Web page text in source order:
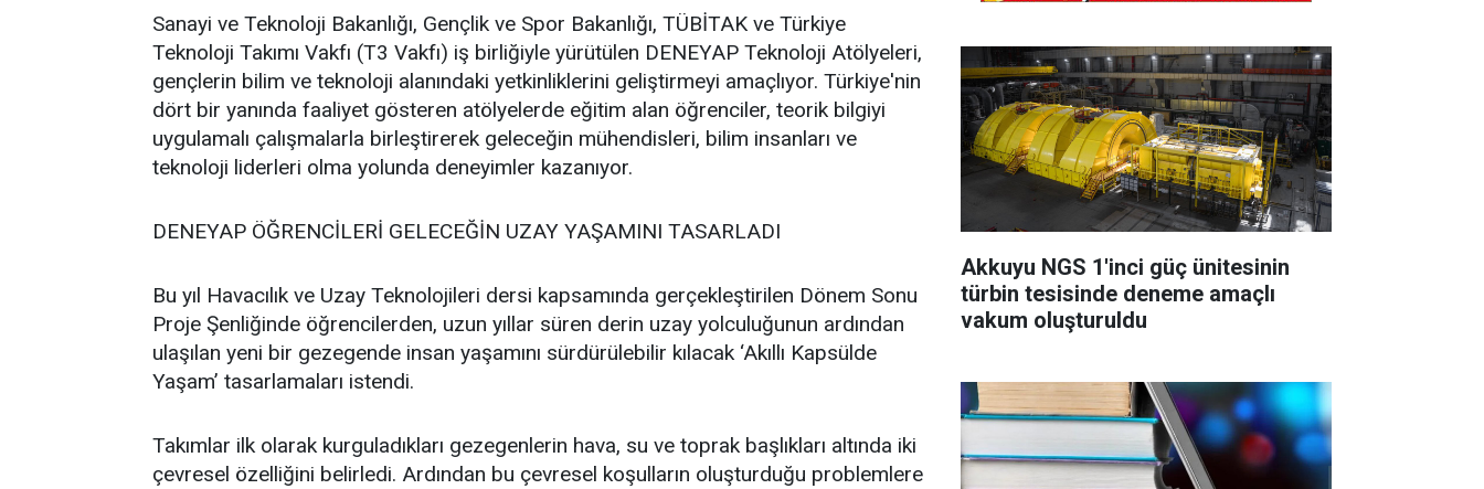
Sanayi ve Teknoloji Bakanlığı, Gençlik ve Spor Bakanlığı, TÜBİTAK ve Türkiye
Teknoloji Takımı Vakfı (T3 Vakfı) iş birliğiyle yürütülen DENEYAP Teknoloji Atölyeleri,
gençlerin bilim ve teknoloji alanındaki yetkinliklerini geliştirmeyi amaçlıyor. Türkiye'nin
dört bir yanında faaliyet gösteren atölyelerde eğitim alan öğrenciler, teorik bilgiyi
uygulamalı çalışmalarla birleştirerek geleceğin mühendisleri, bilim insanları ve
teknoloji liderleri olma yolunda deneyimler kazanıyor.
DENEYAP ÖĞRENCİLERİ GELECEĞİN UZAY YAŞAMINI TASARLADI
Bu yıl Havacılık ve Uzay Teknolojileri dersi kapsamında gerçekleştirilen Dönem Sonu
Proje Şenliğinde öğrencilerden, uzun yıllar süren derin uzay yolculuğunun ardından
ulaşılan yeni bir gezegende insan yaşamını sürdürülebilir kılacak ‘Akıllı Kapsülde
Yaşam’ tasarlamaları istendi.
Takımlar ilk olarak kurguladıkları gezegenlerin hava, su ve toprak başlıkları altında iki
çevresel özelliğini belirledi. Ardından bu çevresel koşulların oluşturduğu problemlere
Akkuyu NGS 1'inci güç ünitesinin
türbin tesisinde deneme amaçlı
vakum oluşturuldu